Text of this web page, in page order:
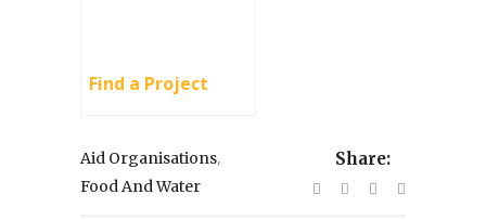
Find a Project
Aid Organisations,
Food And Water
Share: